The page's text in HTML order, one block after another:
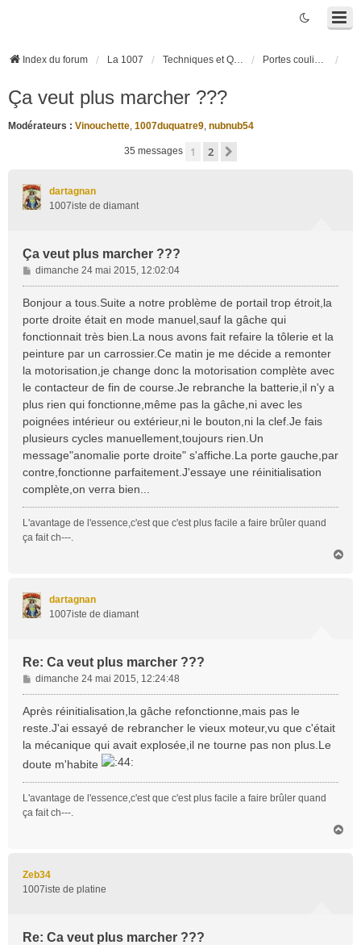
Index du forum La 1007 Techniques et Questions Portes coulissantes électriques
Ça veut plus marcher ???
Modérateurs : Vinouchette, 1007duquatre9, nubnub54
35 messages 1 2
dartagnan
1007iste de diamant
Ça veut plus marcher ???
M
e
s
g
e
dimanche 24 mai 2015, 12:02:04
Bonjour a tous.Suite a notre problème de portail trop étroit,la
porte droite était en mode manuel,sauf la gâche qui
fonctionnait très bien.La nous avons fait refaire la tôlerie et la
peinture par un carrossier.Ce matin je me décide a remonter
la motorisation,je change donc la motorisation complète avec
le contacteur de fin de course.Je rebranche la batterie,il n'y a
plus rien qui fonctionne,même pas la gâche,ni avec les
poignées intérieur ou extérieur,ni le bouton,ni la clef.Je fais
plusieurs cycles manuellement,toujours rien.Un
message"anomalie porte droite" s'affiche.La porte gauche,par
contre,fonctionne parfaitement.J'essaye une réinitialisation
complète,on verra bien...
L'avantage de l'essence,c'est que c'est plus facile a faire brûler quand
ça fait ch---.
dartagnan
1007iste de diamant
Re: Ca veut plus marcher ???
M
e
s
g
e
dimanche 24 mai 2015, 12:24:48
Après réinitialisation,la gâche refonctionne,mais pas le
reste.J'ai essayé de rebrancher le vieux moteur,vu que c'était
la mécanique qui avait explosée,il ne tourne pas non plus.Le
doute m'habite
L'avantage de l'essence,c'est que c'est plus facile a faire brûler quand
ça fait ch---.
Zeb34
1007iste de platine
Re: Ca veut plus marcher ???